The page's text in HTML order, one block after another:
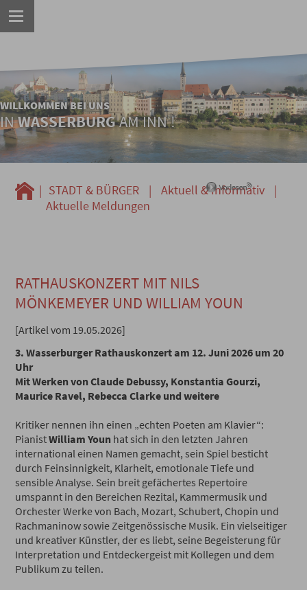
WILLKOMMEN BEI UNS
INWASSERBURGAM INN !
| STADT & BÜRGER | Aktuell & Informativ
|
Aktuelle Meldungen
RATHAUSKONZERT MIT NILS
MÖNKEMEYER UND WILLIAM YOUN
[Artikel vom 19.05.2026]
3. Wasserburger Rathauskonzert am 12. Juni 2026 um 20
Uhr
Mit Werken von Claude Debussy, Konstantia Gourzi,
Maurice Ravel, Rebecca Clarke und weitere
Kritiker nennen ihn einen „echten Poeten am Klavier“:
PianistWilliam Youn hat sich in den letzten Jahren
international einen Namen gemacht, sein Spiel besticht
durch Feinsinnigkeit, Klarheit, emotionale Tiefe und
sensible Analyse. Sein breit gefächertes Repertoire
umspannt in den Bereichen Rezital, Kammermusik und
Orchester Werke von Bach, Mozart, Schubert, Chopin und
Rachmaninow sowie Zeitgenössische Musik. Ein vielseitiger
und kreativer Künstler, der es liebt, seine Begeisterung für
Interpretation und Entdeckergeist mit Kollegen und dem
Publikum zu teilen.